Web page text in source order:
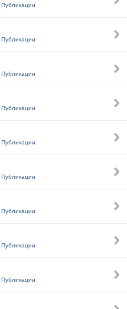
Публикации
Публикации
Публикации
Публикации
Публикации
Публикации
Публикации
Публикации
Публикации